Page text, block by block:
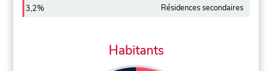
3,2% Résidences secondaires
Habitants